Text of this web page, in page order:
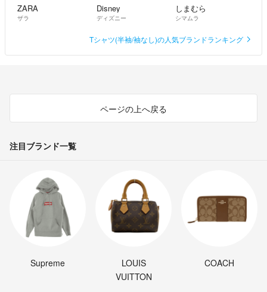
ZARA
ザラ
Disney
ディズニー
しまむら
シマムラ
Tシャツ(半袖/袖なし)の人気ブランドランキング
ページの上へ戻る
注目ブランド一覧
Supreme
LOUIS
VUITTON
COACH